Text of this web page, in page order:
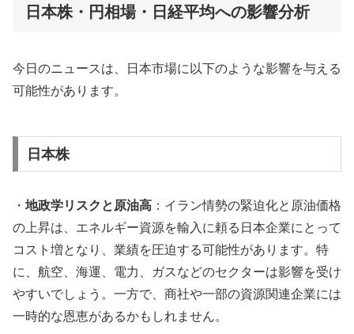
日本株・円相場・日経平均への影響分析
今日のニュースは、日本市場に以下のような影響を与える
可能性があります。
日本株
・ 地政学リスクと原油高 ：イラン情勢の緊迫化と原油価格
の上昇は、エネルギー資源を輸入に頼る日本企業にとって
コスト増となり、業績を圧迫する可能性があります。特
に、航空、海運、電力、ガスなどのセクターは影響を受け
やすいでしょう。一方で、商社や一部の資源関連企業には
一時的な恩恵があるかもしれません。